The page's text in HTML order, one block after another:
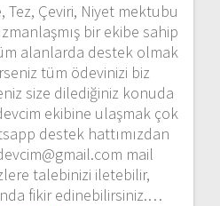
Tez, Çeviri, Niyet mektubu
bir ekibe sahip
alanlarda destek olmak
tüm ödevinizi biz
size dilediğiniz konuda
ekibine ulaşmak çok
destek hattımızdan
mail
talebinizi iletebilir,
fikir edinebilirsiniz.…